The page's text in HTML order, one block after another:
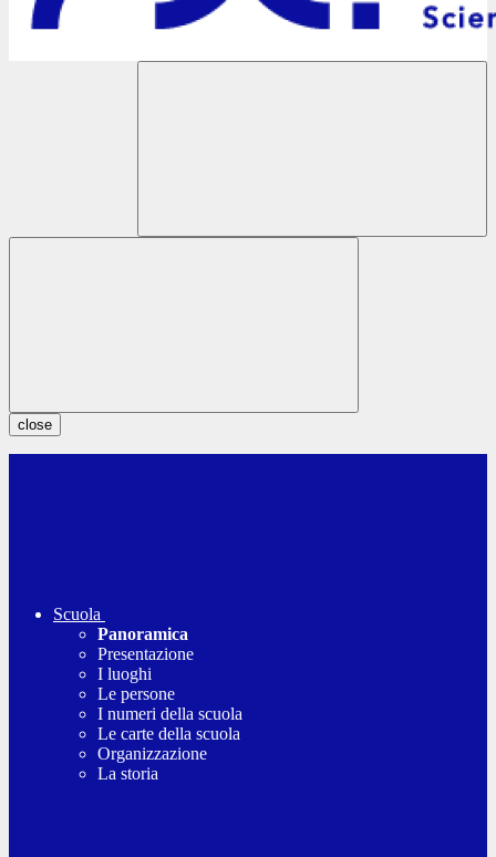
close
Scuola
Panoramica
Presentazione
I luoghi
Le persone
I numeri della scuola
Le carte della scuola
Organizzazione
La storia